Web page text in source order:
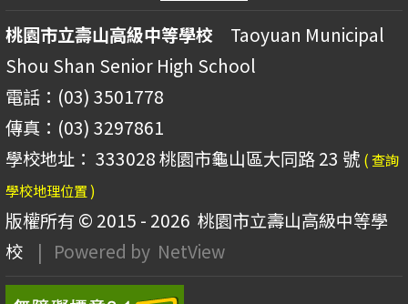
桃園市立壽山高級中等學校 Taoyuan Municipal
Shou Shan Senior High School
電話：(03) 3501778
傳真：(03) 3297861
學校地址： 333028 桃園市龜山區大同路 23 號 ( 查詢
學校地理位置 )
版權所有 © 2015 - 2026 桃園市立壽山高級中等學
校
| Powered by NetView